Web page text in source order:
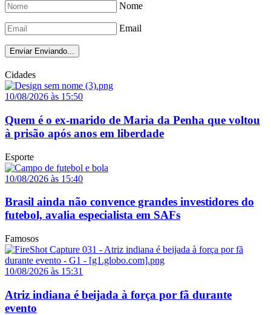
Nome
Email
Enviar Enviando...
Cidades
10/08/2026 às 15:50
Quem é o ex-marido de Maria da Penha que voltou
à prisão após anos em liberdade
Esporte
10/08/2026 às 15:40
Brasil ainda não convence grandes investidores do
futebol, avalia especialista em SAFs
Famosos
10/08/2026 às 15:31
Atriz indiana é beijada à força por fã durante
evento